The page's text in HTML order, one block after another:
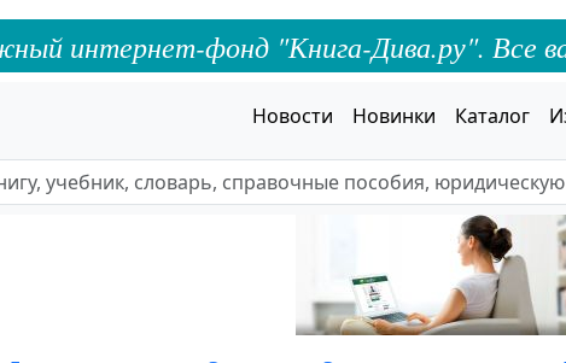
интернет-фонд "Книга-Дива.ру". Все
Новости Новинки Каталог